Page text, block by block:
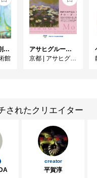
2026年度 特別展「ガレとドーム、アール･ヌーヴォーのガラス 水辺のやすらぎ、海の神秘」
館
アサヒグループ大山崎山荘美術館 開館30周年記念展「没後100年 クロード・モネ」
京都 | アサヒグループ大山崎山荘美術館
されたクリエイター
creator
平賀淳